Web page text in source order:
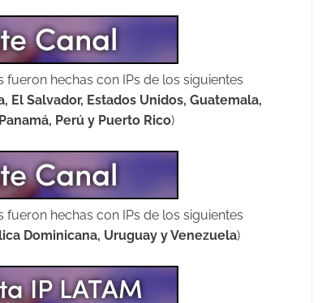
hechas con IPs de los siguientes
El Salvador, Estados Unidos, Guatemala,
Perú y Puerto Rico)
hechas con IPs de los siguientes
Dominicana, Uruguay y Venezuela)